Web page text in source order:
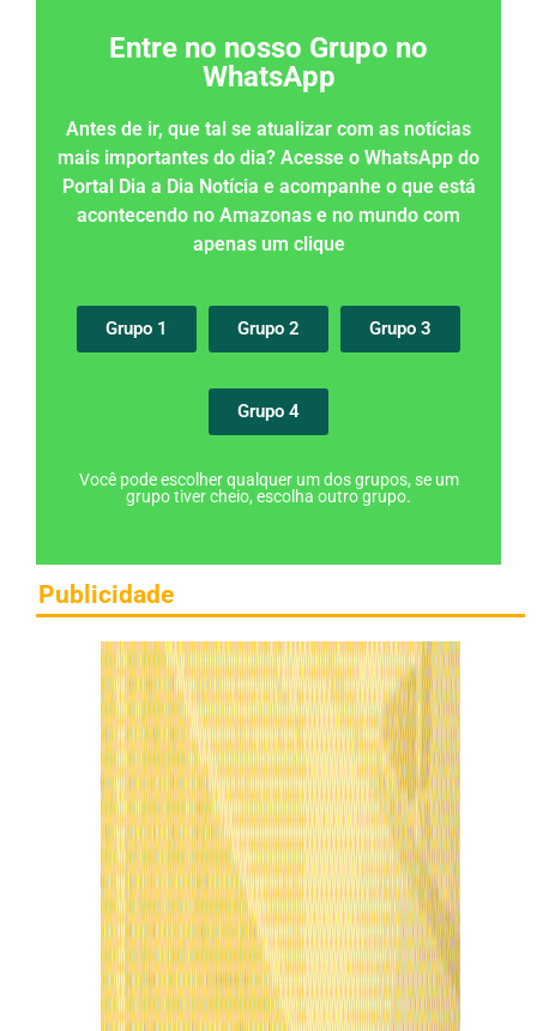
Entre no nosso Grupo no
WhatsApp
Antes de ir, que tal se atualizar com as notícias
mais importantes do dia? Acesse o WhatsApp do
Portal Dia a Dia Notícia e acompanhe o que está
acontecendo no Amazonas e no mundo com
apenas um clique
Grupo 1 Grupo 2 Grupo 3
Grupo 4
Você pode escolher qualquer um dos grupos, se um
grupo tiver cheio, escolha outro grupo.
Publicidade